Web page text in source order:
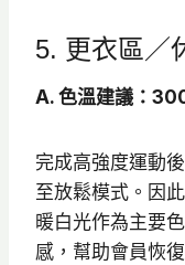
5. 更衣區／
A. 色溫建議：
完成高強度運動
至放鬆模式。因
暖白光作為主要
感，幫助會員恢